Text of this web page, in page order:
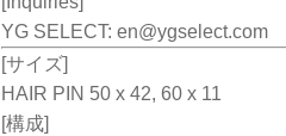
YG SELECT: en@ygselect.com
[サイズ]
HAIR PIN 50 x 42, 60 x 11
[構成]